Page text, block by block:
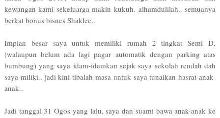
kewangan kami sekeluarga makin kukuh. alhamdulilah.. semuanya
berkat bonus bisnes Shaklee..
Impian besar saya untuk memiliki rumah 2 tingkat Semi D,
(walaupun belum ada lagi pagar automatik dengan parking atas
bumbung) yang saya idam-idamkan sejak saya sekolah rendah dah
saya miliki.. jadi kini tibalah masa untuk saya tunaikan hasrat anak-
anak..
Jadi tanggal 31 Ogos yang lalu, saya dan suami bawa anak-anak ke